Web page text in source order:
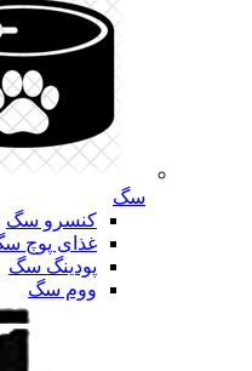
سگ
کنسرو سگ
غذای پوچ
پودینگ سگ
ووم سگ